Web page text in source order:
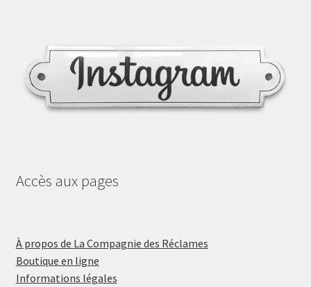
Accès aux pages
À propos de La Compagnie des Réclames
Boutique en ligne
Informations légales